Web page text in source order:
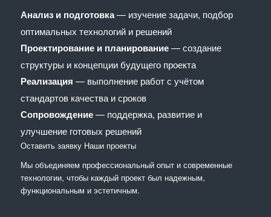
Анализ и подготовка— изучение задачи, подбор
оптимальных технологий и решений
Проектирование и планирование— создание
структуры и концепции будущего проекта
Реализация — выполнение работ с учётом
стандартов качества и сроков
Сопровождение— поддержка, развитие и
улучшение готовых решений
Оставить заявку Наши проекты
Мы объединяем профессиональный опыт и современные
технологии, чтобы каждый проект был надежным,
функциональным и эстетичным.